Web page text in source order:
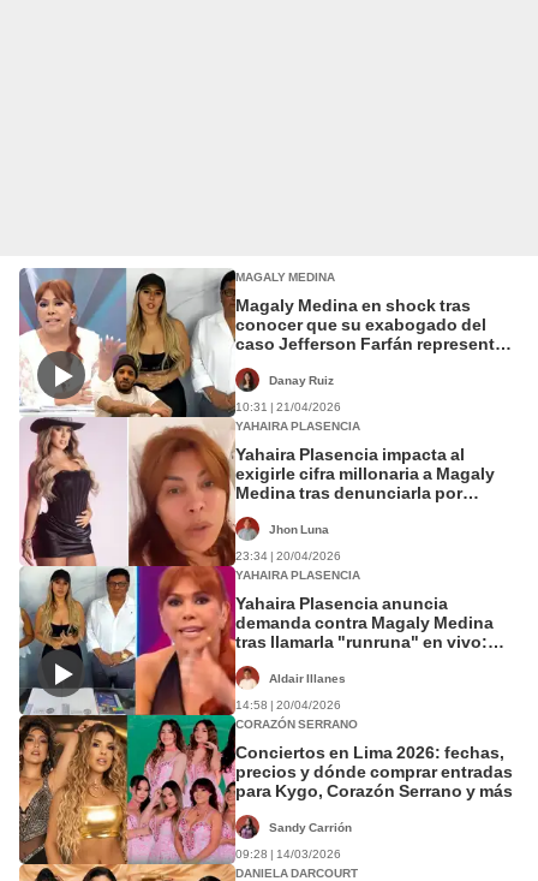
MAGALY MEDINA
Magaly Medina en shock tras
conocer que su exabogado del
caso Jefferson Farfán representa a
denunciarlo?"
Danay Ruiz
10:31 | 21/04/2026
YAHAIRA PLASENCIA
Yahaira Plasencia impacta al
exigirle cifra millonaria a Magaly
Medina tras denunciarla por
Jhon Luna
23:34 | 20/04/2026
YAHAIRA PLASENCIA
Yahaira Plasencia anuncia
demanda contra Magaly Medina
tras llamarla "runruna" en vivo:
mujer"Aldair Illanes
14:58 | 20/04/2026
CORAZÓN SERRANO
Conciertos en Lima 2026: fechas,
precios y dónde comprar entradas
para Kygo, Corazón Serrano y más
Sandy Carrión
09:28 | 14/03/2026
DANIELA DARCOURT